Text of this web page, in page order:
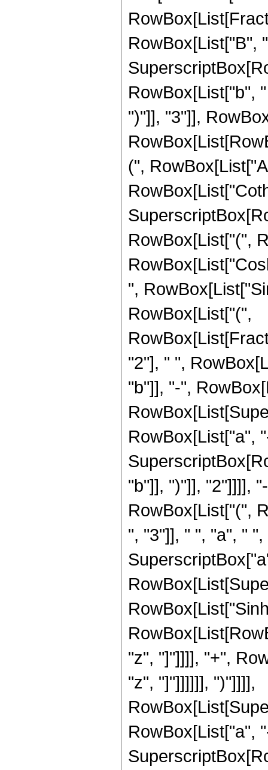
RowBox[List["B",
RowBox[List["b",
")"]], "3"]],
(",
RowBox[List["(",
",
RowBox[List["(",
"2"], " ",
"b"]], "-",
RowBox[List["a",
"b"]], ")"]], "2"]]]],
RowBox[List["(",
", "3"]], " ", "a", "
"z", "]"]]]], "+",
"z", "]"]]]]]], ")"]]]],
RowBox[List["a",